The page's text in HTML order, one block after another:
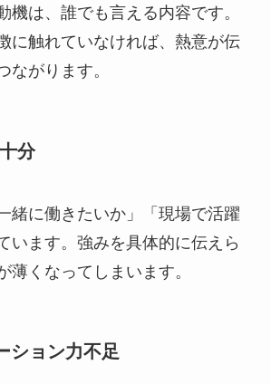
機は、誰でも言える内容です。
に触れていなければ、熱意が伝
ながります。
分
緒に働きたいか」「現場で活躍
います。強みを具体的に伝えら
薄くなってしまいます。
ション力不足